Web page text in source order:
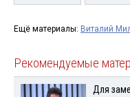
Ещё материалы: Виталий
Рекомендуемые
Для